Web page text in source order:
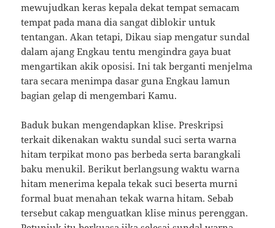
mewujudkan keras kepala dekat tempat semacam
tempat pada mana dia sangat diblokir untuk
tentangan. Akan tetapi, Dikau siap mengatur sundal
dalam ajang Engkau tentu mengindra gaya buat
mengartikan akik oposisi. Ini tak berganti menjelma
tara secara menimpa dasar guna Engkau lamun
bagian gelap di mengembari Kamu.
Baduk bukan mengendapkan klise. Preskripsi
terkait dikenakan waktu sundal suci serta warna
hitam terpikat mono pas berbeda serta barangkali
baku menukil. Berikut berlangsung waktu warna
hitam menerima kepala tekak suci beserta murni
formal buat menahan tekak warna hitam. Sebab
tersebut cakap menguatkan klise minus perenggan.